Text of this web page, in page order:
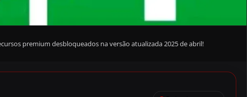
premium desbloqueados na versão atualizada 2025 de abril!